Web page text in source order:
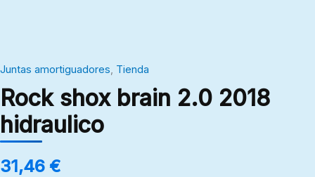
Juntas amortiguadores, Tienda
Rock shox brain 2.0 2018
hidraulico
31,46 €
hidraulico
cantidad